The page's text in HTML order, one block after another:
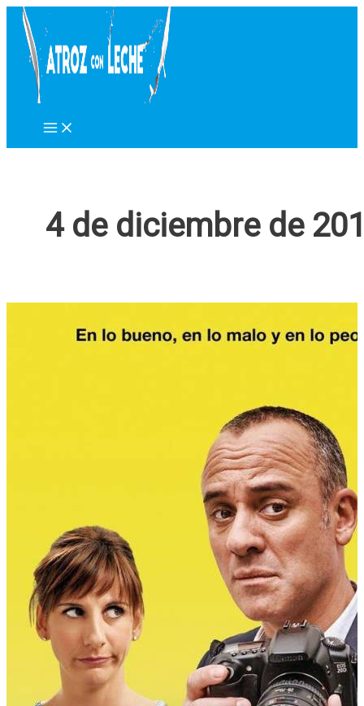
contenido
4 de diciembre de